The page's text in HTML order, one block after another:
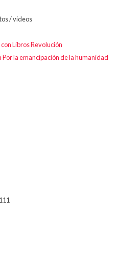
/ videos
Libros Revolución
la emancipación de la humanidad